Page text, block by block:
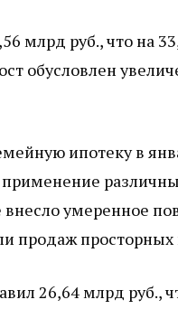
млрд руб., что на
обусловлен
ипотеку в
умеренное
продаж просторных
26,64 млрд руб.,